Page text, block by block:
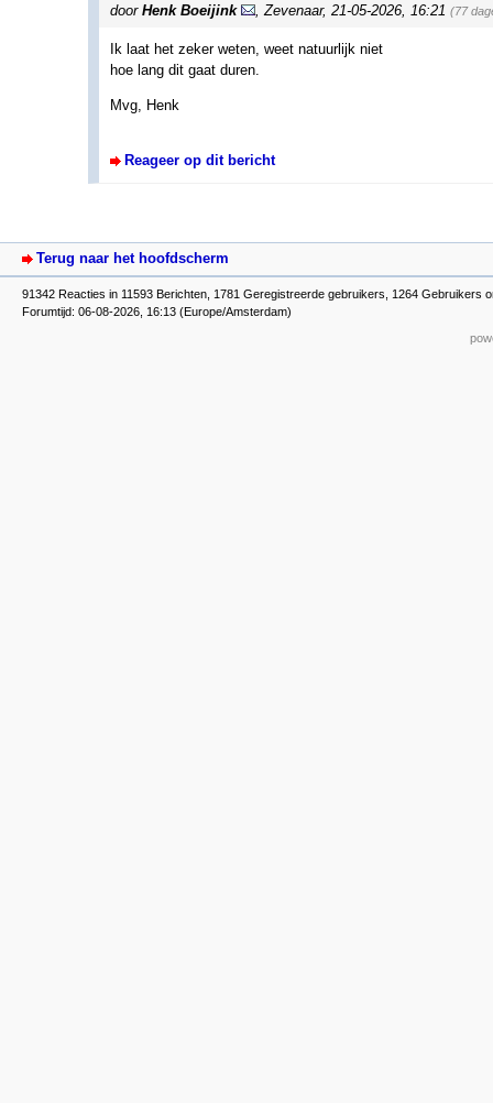
door Henk Boeijink Zevenaar, 21-05-2026, 16:21 (77
Ik laat het zeker weten, weet natuurlijk niet
hoe lang dit gaat duren.
Mvg, Henk
Reageer op dit bericht
Terug naar het hoofdscherm
91342 Reacties in 11593 Berichten, 1781 Geregistreerde gebruikers, 1264 Gebruikers
Forumtijd: 06-08-2026, 16:13 (Europe/Amsterdam)